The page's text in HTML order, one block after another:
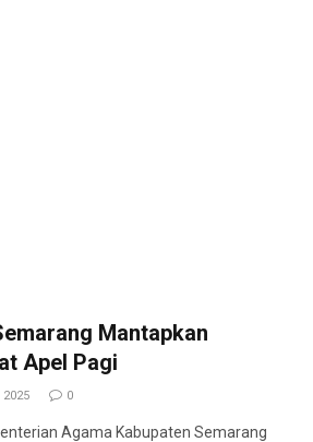
Mantapkan
Apel Pagi
0
Agama Kabupaten Semarang